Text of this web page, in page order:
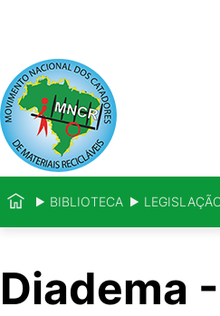
BIBLIOTECA
Diadema